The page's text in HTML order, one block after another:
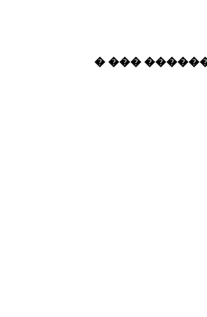
� ���